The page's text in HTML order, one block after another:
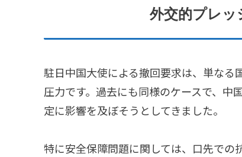
外交的プレッ
駐日中国大使による撤回要求は、単な
圧力です。過去にも同様のケースで、中
定に影響を及ぼそうとしてきました。
特に安全保障問題に関しては、口先での